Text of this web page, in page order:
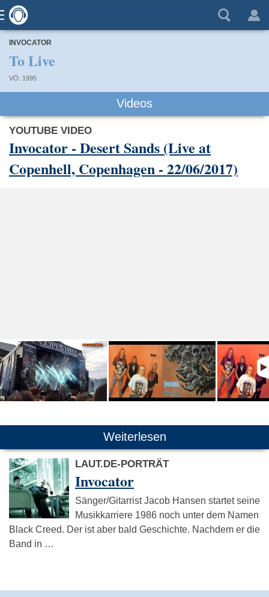
INVOCATOR
To Live
VÖ: 1995
Videos
YOUTUBE VIDEO
Invocator - Desert Sands (Live at
Copenhell, Copenhagen - 22/06/2017)
Weiterlesen
LAUT.DE-PORTRÄT
Invocator
Sänger/Gitarrist Jacob Hansen startet seine
Musikkarriere 1986 noch unter dem Namen
Black Creed. Der ist aber bald Geschichte. Nachdem er die
Band in …